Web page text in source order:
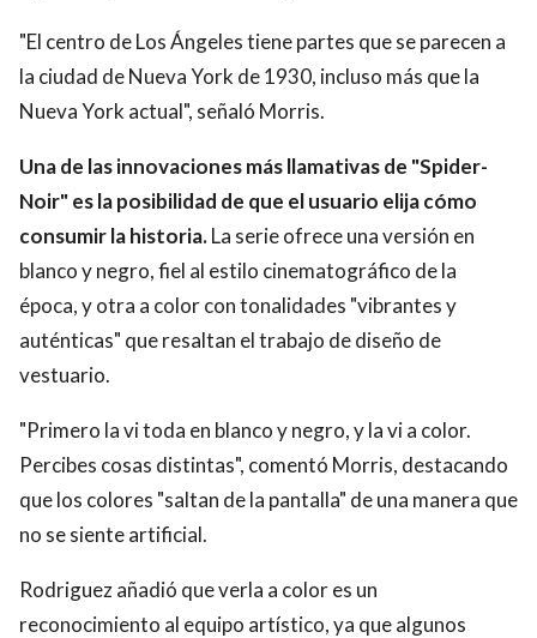
"El centro de Los Ángeles tiene partes que se parecen a
la ciudad de Nueva York de 1930, incluso más que la
Nueva York actual", señaló Morris.
Una de las innovaciones más llamativas de "Spider-
Noir" es la posibilidad de que el usuario elija cómo
consumir la historia.La serie ofrece una versión en
blanco y negro, fiel al estilo cinematográfico de la
época, y otra a color con tonalidades "vibrantes y
auténticas" que resaltan el trabajo de diseño de
vestuario.
"Primero la vi toda en blanco y negro, y la vi a color.
Percibes cosas distintas", comentó Morris, destacando
que los colores "saltan de la pantalla" de una manera que
no se siente artificial.
Rodriguez añadió que verla a color es un
reconocimiento al equipo artístico, ya que algunos